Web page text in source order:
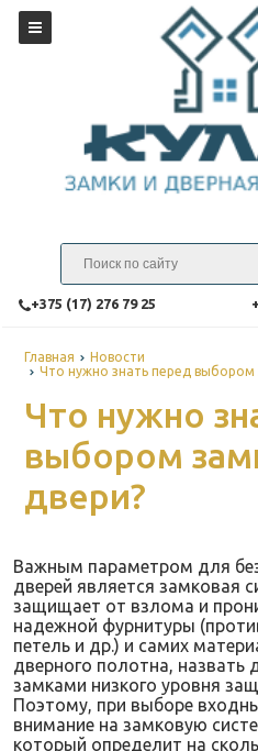
‎+375 (17) 276 79 25
Главная
Новости
Что нужно знать перед выбором
Что нужно
выбором
двери?
Важным параметром для
дверей является замковая
защищает от взлома и
надежной фурнитуры
петель и др.) и самих
дверного полотна, назвать
замками низкого уровня
Поэтому, при выборе
внимание на замковую
который определит на